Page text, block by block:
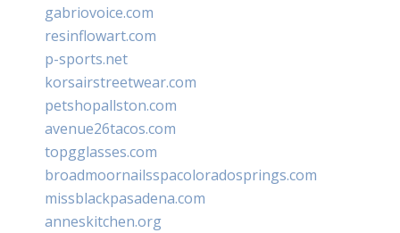
gabriovoice.com
resinflowart.com
p-sports.net
korsairstreetwear.com
petshopallston.com
avenue26tacos.com
topgglasses.com
broadmoornailsspacoloradosprings.com
missblackpasadena.com
anneskitchen.org